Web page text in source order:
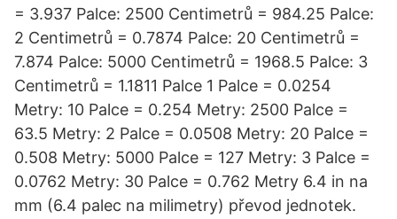
= 3.937 Palce: 2500 Centimetrů = 984.25 Palce:
2 Centimetrů = 0.7874 Palce: 20 Centimetrů =
7.874 Palce: 5000 Centimetrů = 1968.5 Palce: 3
Centimetrů = 1.1811 Palce 1 Palce = 0.0254
Metry: 10 Palce = 0.254 Metry: 2500 Palce =
63.5 Metry: 2 Palce = 0.0508 Metry: 20 Palce =
0.508 Metry: 5000 Palce = 127 Metry: 3 Palce =
0.0762 Metry: 30 Palce = 0.762 Metry 6.4 in na
mm (6.4 palec na milimetry) převod jednotek.